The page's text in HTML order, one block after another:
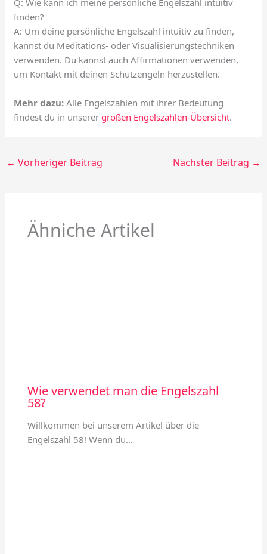
finden?
A: Um deine persönliche Engelszahl intuitiv zu finden,
kannst du Meditations- oder Visualisierungstechniken
verwenden. Du kannst auch Affirmationen verwenden,
um Kontakt mit deinen Schutzengeln herzustellen.
Mehr dazu: Alle Engelszahlen mit ihrer Bedeutung
findest du in unserergroßen Engelszahlen-Übersicht.
← Vorheriger Beitrag Nächster Beitrag →
Ähniche Artikel
Wie verwendet man die Engelszahl
58?
Willkommen bei unserem Artikel über die
Engelszahl 58! Wenn du…